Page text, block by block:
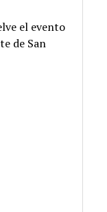
el evento
de San